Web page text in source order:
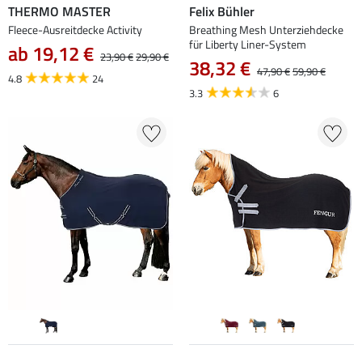
THERMO MASTER
Fleece-Ausreitdecke Activity
ab 19,12 € 23,90 €29,90 €
4.8
24
Felix Bühler
Breathing Mesh Unterziehdecke
für Liberty Liner-System
38,32 € 47,90 €59,90 €
3.3
6